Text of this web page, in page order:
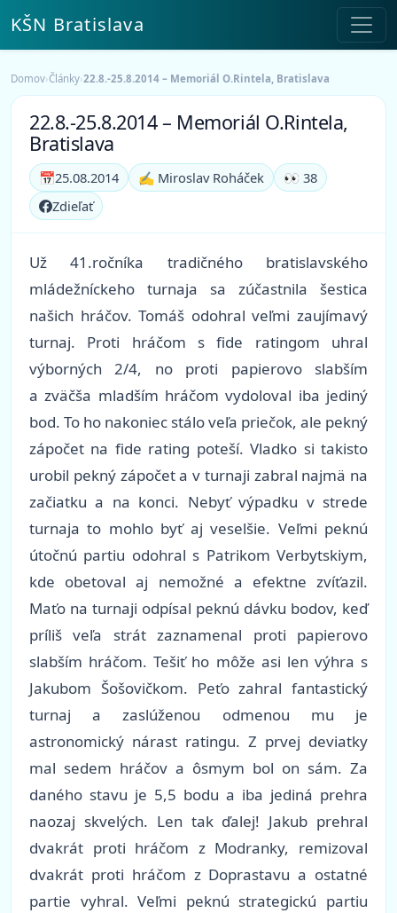
KŠN Bratislava
Domov›Články›22.8.-25.8.2014 – Memoriál O.Rintela, Bratislava
22.8.-25.8.2014 – Memoriál O.Rintela,
Bratislava
📅25.08.2014 ✍️ Miroslav Roháček
👀 38
Zdieľať
Už 41.ročníka tradičného bratislavského
mládežníckeho turnaja sa zúčastnila šestica
našich hráčov. Tomáš odohral veľmi zaujímavý
turnaj. Proti hráčom s fide ratingom uhral
výborných 2/4, no proti papierovo slabším
a zväčša mladším hráčom vydoloval iba jediný
bod. To ho nakoniec stálo veľa priečok, ale pekný
zápočet na fide rating poteší. Vladko si takisto
urobil pekný zápočet a v turnaji zabral najmä na
začiatku a na konci. Nebyť výpadku v strede
turnaja to mohlo byť aj veselšie. Veľmi peknú
útočnú partiu odohral s Patrikom Verbytskiym,
kde obetoval aj nemožné a efektne zvíťazil.
Maťo na turnaji odpísal peknú dávku bodov, keď
príliš veľa strát zaznamenal proti papierovo
slabším hráčom. Tešiť ho môže asi len výhra s
Jakubom Šošovičkom. Peťo zahral fantastický
turnaj a zaslúženou odmenou mu je
astronomický nárast ratingu. Z prvej deviatky
mal sedem hráčov a ôsmym bol on sám. Za
daného stavu je 5,5 bodu a iba jediná prehra
naozaj skvelých. Len tak ďalej! Jakub prehral
dvakrát proti hráčom z Modranky, remizoval
dvakrát proti hráčom z Doprastavu a ostatné
partie vyhral. Veľmi peknú strategickú partiu